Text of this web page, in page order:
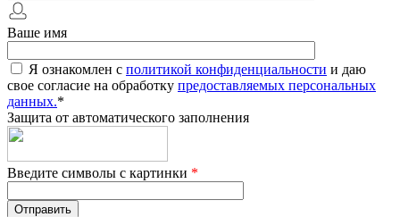
Ваше имя
Я ознакомлен с политикой конфиденциальности и даю
свое согласие на обработку предоставляемых персональных
данных.*
Защита от автоматического заполнения
Введите символы с картинки *